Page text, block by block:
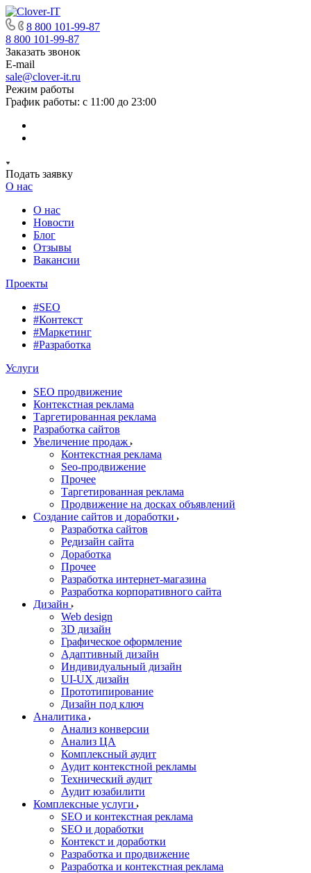
8 800 101-99-87
8 800 101-99-87
Заказать звонок
E-mail
sale@clover-it.ru
Режим работы
График работы: с 11:00 до 23:00
Подать заявку
О нас
О нас
Новости
Блог
Отзывы
Вакансии
Проекты
#SEO
#Контекст
#Маркетинг
#Разработка
Услуги
SEO продвижение
Контекстная реклама
Таргетированная реклама
Разработка сайтов
Увеличение продаж
Контекстная реклама
Seo-продвижение
Прочее
Таргетированная реклама
Продвижение на досках объявлений
Создание сайтов и доработки
Разработка сайтов
Редизайн сайта
Доработка
Прочее
Разработка интернет-магазина
Разработка корпоративного сайта
Дизайн
Web design
3D дизайн
Графическое оформление
Адаптивный дизайн
Индивидуальный дизайн
UI‑UX дизайн
Прототипирование
Дизайн под ключ
Аналитика
Анализ конверсии
Анализ ЦА
Комплексный аудит
Аудит контекстной рекламы
Технический аудит
Аудит юзабилити
Комплексные услуги
SEO и контекстная реклама
SEO и доработки
Контекст и доработки
Разработка и продвижение
Разработка и контекстная реклама